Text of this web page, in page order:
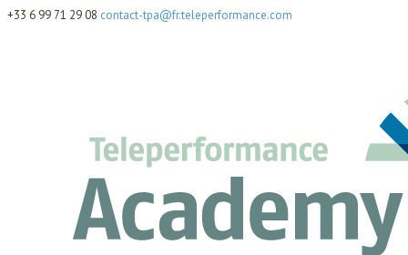
+33 6 99 71 29 08 contact-tpa@fr.teleperformance.com